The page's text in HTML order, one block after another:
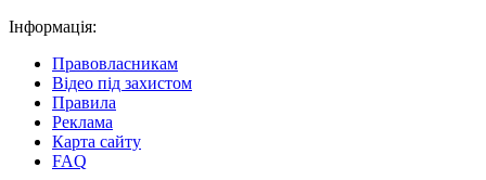
Інформація:
Правовласникам
Відео під захистом
Правила
Реклама
Карта сайту
FAQ